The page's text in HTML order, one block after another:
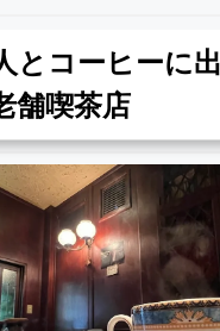
とコーヒーに出
舗喫茶店